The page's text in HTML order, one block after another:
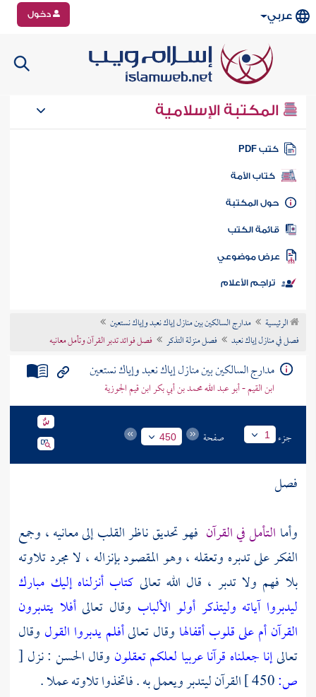
عربي دخول
المكتبة الإسلامية
كتب PDF
كتاب الأمة
المكتبة
الكتب
موضوعي
تراجم الأعلام
الرئيسية
مدارج السالكين بين منازل إياك نعبد وإياك نستعين
فصل في منازل إياك نعبد
فصل منزلة التذكر فصل فوائد تدبر القرآن وتأمل معانيه
مدارج السالكين بين منازل إياك نعبد وإياك نستعين
ابن القيم - أبو عبد الله محمد بن أبي بكر ابن قيم الجوزية
جزء 1 صفحة 450
فصل
وأما التأمل في القرآن فهو تحديق ناظر القلب إلى معانيه ، وجمع
الفكر على تدبره وتعقله ، وهو المقصود بإنزاله ، لا مجرد تلاوته
بلا فهم ولا تدبر ، قال الله تعالى كتاب أنزلناه إليك مبارك
ليدبروا آياته وليتذكر أولو الألباب وقال تعالىأفلا يتدبرون
القرآن أم على قلوب أقفالها وقال تعالىأفلم يدبروا القول وقال
تعالىإنا جعلناه قرآنا عربيا لعلكم تعقلون وقالالحسن : نزل [
ص:
القرآن ليتدبر ويعمل به . فاتخذوا تلاوته عملا .